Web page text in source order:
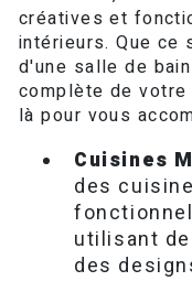
créatives et
intérieurs. Que ce
d'une salle de
complète de votre
là pour vous
Cuisines
des
utilisant
des